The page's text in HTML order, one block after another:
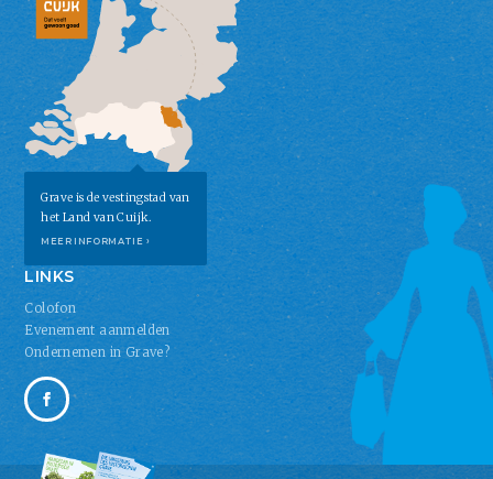
Grave is de vestingstad van
het Land van Cuijk.
MEER INFORMATIE ›
LINKS
Colofon
Evenement aanmelden
Ondernemen in Grave?